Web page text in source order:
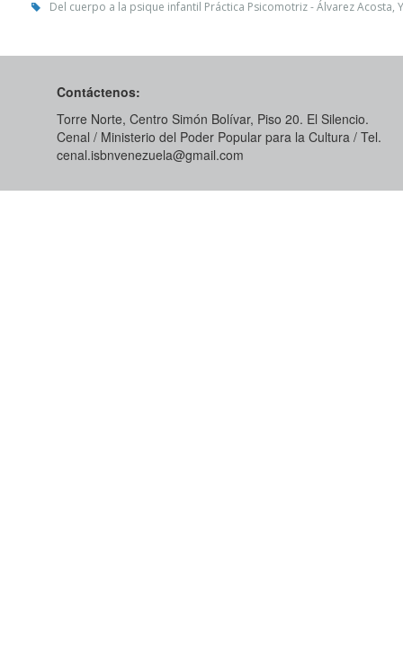
Del cuerpo a la psique infantil Práctica Psicomotriz - Álvarez Acosta,
Contáctenos:
Torre Norte, Centro Simón Bolívar, Piso 20. El Silencio.
Cenal / Ministerio del Poder Popular para la Cultura / Tel.
cenal.isbnvenezuela@gmail.com